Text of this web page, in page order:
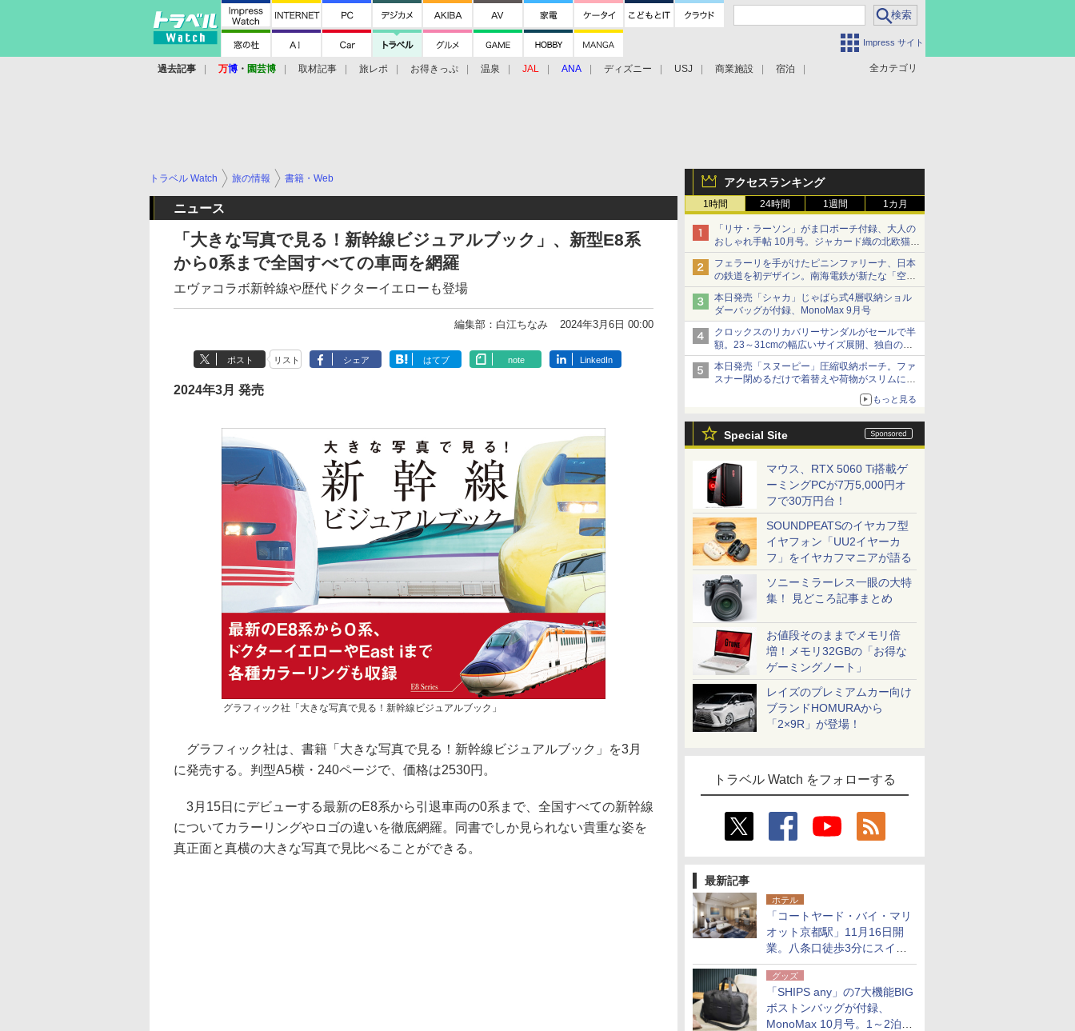
Impress サイト
全カテゴリ
過去記事 万博 ・ 園芸博 取材記事 旅レポ お得きっぷ 温泉 JAL ANA ディズニー USJ 商業施設 宿泊
アクセスランキング
1時間 24時間 1週間 1カ月
「リサ・ラーソン」がま口ポーチ付録、大人の
おしゃれ手帖 10月号。ジャカード織の北欧猫デ
ザイン
フェラーリを手がけたピニンファリーナ、日本
の鉄道を初デザイン。南海電鉄が新たな「空港
特急」をなにわ筋線へ導入
本日発売「シャカ」じゃばら式4層収納ショル
ダーバッグが付録、MonoMax 9月号
クロックスのリカバリーサンダルがセールで半
額。23～31cmの幅広いサイズ展開、独自のク
ッション素材を採用
本日発売「スヌーピー」圧縮収納ポーチ。ファ
スナー閉めるだけで着替えや荷物がスリムにま
もっと見る
Special Site
マウス、RTX 5060 Ti搭載ゲ
ーミングPCが7万5,000円オ
フで30万円台！
SOUNDPEATSのイヤカフ型
イヤフォン「UU2イヤーカ
フ」をイヤカフマニアが語る
ソニーミラーレス一眼の大特
集！ 見どころ記事まとめ
お値段そのままでメモリ倍
増！メモリ32GBの「お得な
ゲーミングノート」
レイズのプレミアムカー向け
ブランドHOMURAから
「2×9R」が登場！
トラベル Watch をフォローする
最新記事
ホテル
「コートヤード・バイ・マリ
オット京都駅」11月16日開
業。八条口徒歩3分にスイー
ト含む全270室、ダイニング
も併設
グッズ
「SHIPS any」の7大機能BIG
ボストンバッグが付録、
MonoMax 10月号。1～2泊の
トラベル Watch 旅の情報 書籍・Web
ニュース
「大きな写真で見る！新幹線ビジュアルブック」、新型E8系
から0系まで全国すべての車両を網羅
エヴァコラボ新幹線や歴代ドクターイエローも登場
編集部：白江ちなみ 2024年3月6日 00:00
ポスト リスト シェア はてブ note LinkedIn
2024年3月 発売
グラフィック社「大きな写真で見る！新幹線ビジュアルブック」
グラフィック社は、書籍「大きな写真で見る！新幹線ビジュアルブック」を3月
に発売する。判型A5横・240ページで、価格は2530円。
3月15日にデビューする最新のE8系から引退車両の0系まで、全国すべての新幹線
についてカラーリングやロゴの違いを徹底網羅。同書でしか見られない貴重な姿を
真正面と真横の大きな写真で見比べることができる。